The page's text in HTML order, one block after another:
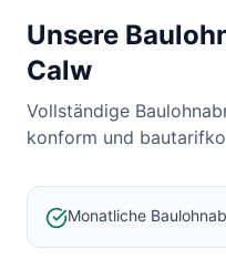
Unsere
Calw
Vollständige
konform und
Monatliche